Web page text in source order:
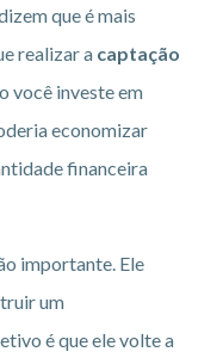
que é mais
realizar a captação
você investe em
economizar
financeira
importante. Ele
um
é que ele volte a